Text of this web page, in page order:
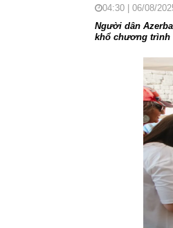
04:30 | 06/08/
Người dân
khổ chương trình